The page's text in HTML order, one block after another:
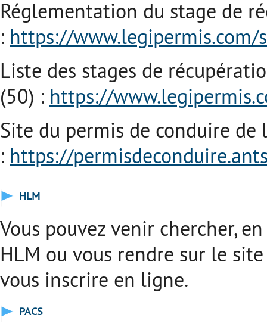
Réglementation du stage de
: https://
Liste des stages de
(50) : https://
Site du permis de conduire de
: https://
HLM
Vous pouvez venir chercher,
HLM ou vous rendre sur le
vous inscrire en ligne.
PACS